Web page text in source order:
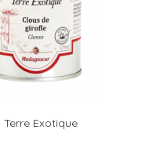
Exotique